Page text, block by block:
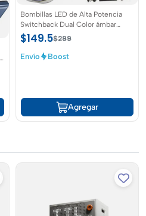
Bombillas LED de Alta Potencia
Switchback Dual Color ámbar
blanco para coche Auto Frontal
Trasera Señal de Giro luces de cola
DRL (paquete de 2)
$149.5$299
Envío Boost
Agregar